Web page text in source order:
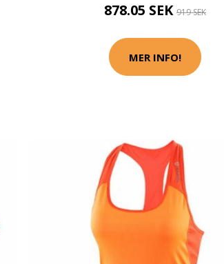
878.05 SEK 919 SEK
MER INFO!